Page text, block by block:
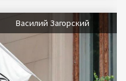
Василий Загорский